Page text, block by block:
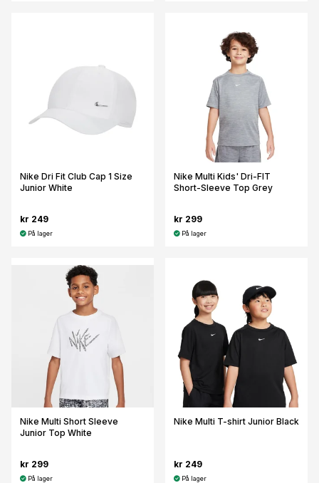
Nike Dri Fit Club Cap 1 Size
Junior White
kr 249
På lager
Nike Multi Kids' Dri-FIT
Short-Sleeve Top Grey
kr 299
På lager
Nike Multi Short Sleeve
Junior Top White
kr 299
På lager
Nike Multi T-shirt Junior Black
kr 249
På lager